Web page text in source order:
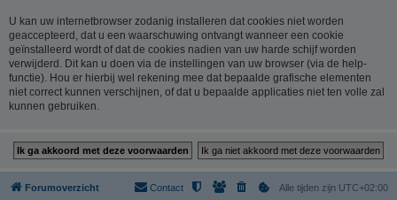
U kan uw internetbrowser zodanig installeren dat cookies niet worden
geaccepteerd, dat u een waarschuwing ontvangt wanneer een cookie
geïnstalleerd wordt of dat de cookies nadien van uw harde schijf worden
verwijderd. Dit kan u doen via de instellingen van uw browser (via de help-
functie). Hou er hierbij wel rekening mee dat bepaalde grafische elementen
niet correct kunnen verschijnen, of dat u bepaalde applicaties niet ten volle zal
kunnen gebruiken.
Forumoverzicht Alle tijden zijn UTC+02:00
Contact